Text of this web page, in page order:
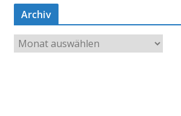
Archiv
r